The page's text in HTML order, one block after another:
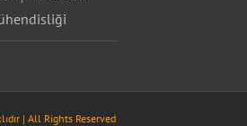
için Poisson